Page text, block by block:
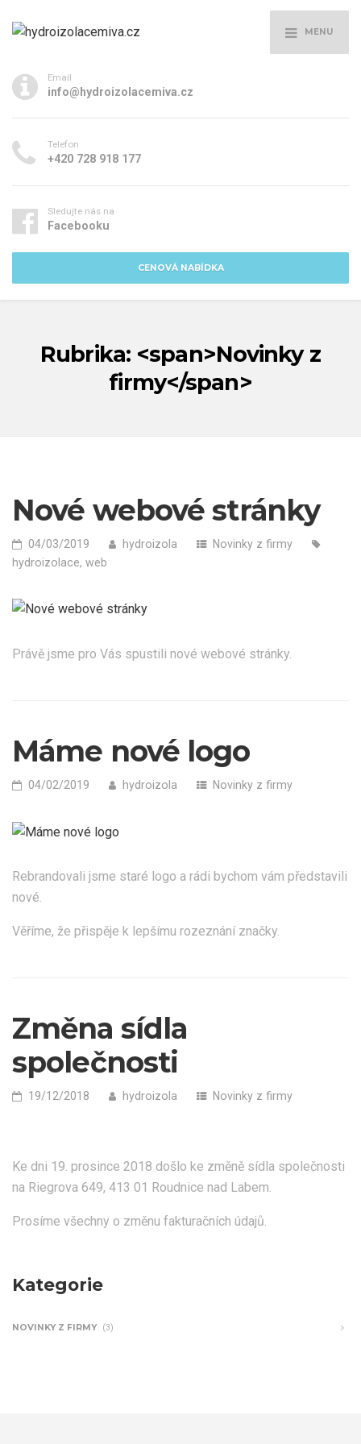
MENU
CENOVÁ NABÍDKA
Email
info@hydroizolacemiva.cz
Telefon
+420 728 918 177
Sledujte nás na
Facebooku
Rubrika: <span>Novinky z
firmy</span>
Nové webové stránky
04/03/2019 hydroizola
Novinky z firmy
hydroizolace, web
Právě jsme pro Vás spustili nové webové stránky.
Máme nové logo
04/02/2019 hydroizola Novinky z firmy
Rebrandovali jsme staré logo a rádi bychom vám představili
nové.
Věříme, že přispěje k lepšímu rozeznání značky.
Změna sídla
společnosti
19/12/2018 hydroizola Novinky z firmy
Ke dni 19. prosince 2018 došlo ke změně sídla společnosti
na Riegrova 649, 413 01 Roudnice nad Labem.
Prosíme všechny o změnu fakturačních údajů.
Kategorie
NOVINKY Z FIRMY (3)